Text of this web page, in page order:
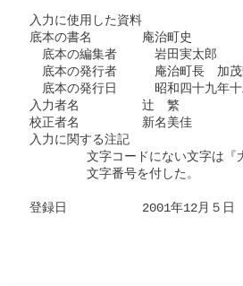
入力に使用した資料
底本の書名　　　　庵治町史
底本の編集者　　　岩田実太郎
底本の発行者　　　庵治町長　加
底本の発行日　　　昭和四十九年
入力者名　　　　　辻　繁
校正者名　　　　　新名美佳
入力に関する注記
登録日　　　　　　2001年12月５日